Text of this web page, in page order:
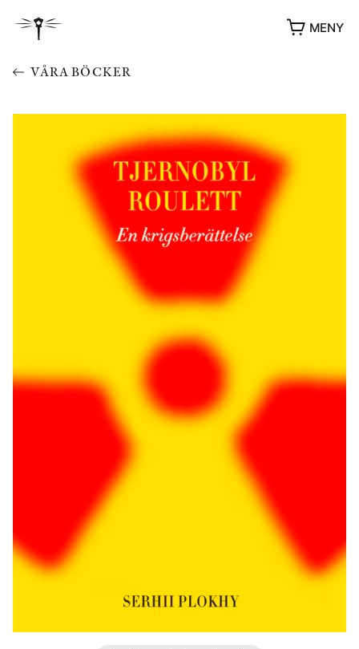
MENY
YUKIKO OCH PATRIK MÖTER
PEER REVIEW-PROCESSEN
VÅRA BÖCKER